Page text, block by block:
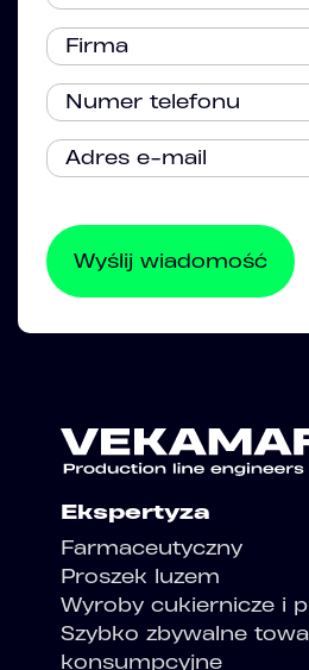
Ekspertyza
Farmaceutyczny
Proszek luzem
Wyroby cukiernicze i
Szybko zbywalne
konsumpcyjne